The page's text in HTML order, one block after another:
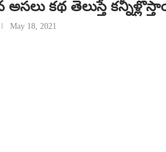
కథ తెలుస్తే
May 18, 2021